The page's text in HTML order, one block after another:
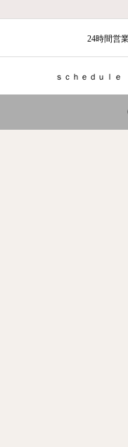
24時間営
ｓｃｈｅｄｕｌｅ